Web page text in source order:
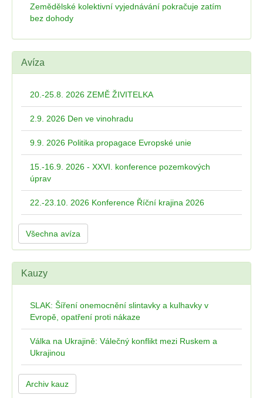
Zemědělské kolektivní vyjednávání pokračuje zatím
bez dohody
Avíza
20.-25.8. 2026 ZEMĚ ŽIVITELKA
2.9. 2026 Den ve vinohradu
9.9. 2026 Politika propagace Evropské unie
15.-16.9. 2026 - XXVI. konference pozemkových
úprav
22.-23.10. 2026 Konference Říční krajina 2026
Všechna avíza
Kauzy
SLAK: Šíření onemocnění slintavky a kulhavky v
Evropě, opatření proti nákaze
Válka na Ukrajině: Válečný konflikt mezi Ruskem a
Ukrajinou
Archiv kauz